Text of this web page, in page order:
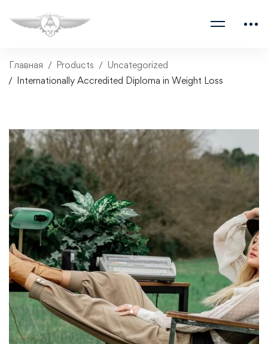
Главная Products
Uncategorized
Internationally Accredited Diploma in Weight Loss